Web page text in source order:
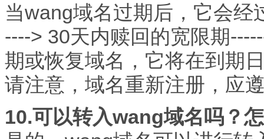
当wang域名过期后，它会
----> 30天内赎回的宽限期
期或恢复域名，它将在到期
请注意，域名重新注册，应
10.可以转入wang域名吗？